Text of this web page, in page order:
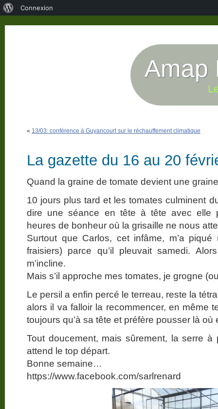
Amap
« 13/03: conférence à Guyancourt sur le réchauffement climatique
La gazette du 16 au 20
Quand la graine de tomate devient une
10 jours plus tard et les tomates culminent
dire une séance en tête à tête avec elle
heures de bonheur où la grisaille ne nous
Surtout que Carlos, cet infâme, m’a piqué
fraisiers) parce qu’il pleuvait samedi.
m’incline.
Mais s’il approche mes tomates, je grogne
Le persil a enfin percé le terreau, reste la
alors il va falloir la recommencer, en même
toujours qu’à sa tête et préfère pousser là où
Tout doucement, mais sûrement, la serre
attend le top départ.
Bonne semaine…
https://www.facebook.com/sarlrenard
Connexion